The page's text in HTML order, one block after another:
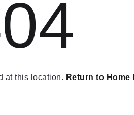
at this location. Return to Home